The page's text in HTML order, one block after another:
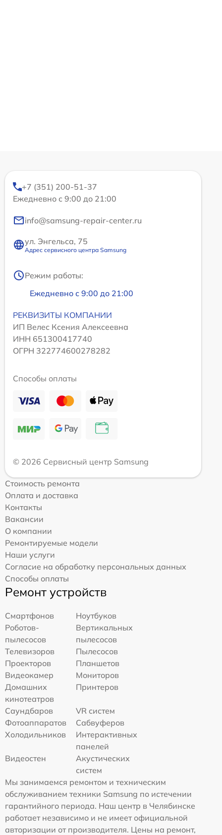
+7 (351) 200-51-37
Ежедневно с 9:00 до 21:00
info@samsung-repair-center.ru
ул. Энгельса, 75
Адрес сервисного центра Samsung
Режим работы:
Ежедневно с 9:00 до 21:00
РЕКВИЗИТЫ КОМПАНИИ
ИП Велес Ксения Алексеевна
ИНН 651300417740
ОГРН 322774600278282
Способы оплаты
© 2026 Сервисный центр Samsung
Стоимость ремонта
Оплата и доставка
Контакты
Вакансии
О компании
Ремонтируемые модели
Наши услуги
Согласие на обработку персональных данных
Способы оплаты
Ремонт устройств
Смартфонов
Ноутбуков
Роботов-
пылесосов
Вертикальных
пылесосов
Телевизоров
Пылесосов
Проекторов
Планшетов
Видеокамер
Мониторов
Домашних
кинотеатров
Принтеров
Саундбаров
VR систем
Фотоаппаратов
Сабвуферов
Холодильников
Интерактивных
панелей
Видеостен
Акустических
систем
Мы занимаемся ремонтом и техническим
обслуживанием техники Samsung по истечении
гарантийного периода. Наш центр в Челябинске
работает независимо и не имеет официальной
авторизации от производителя. Цены на ремонт,